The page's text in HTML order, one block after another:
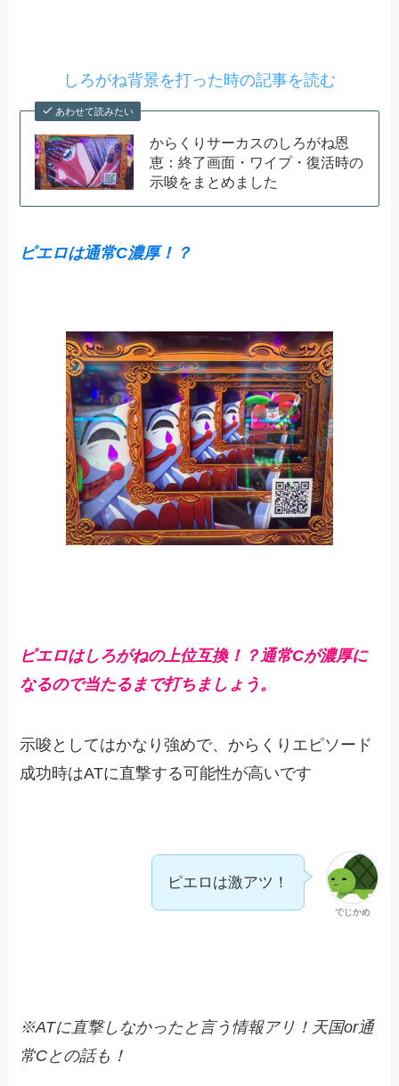
しろがね背景を打った時の記事を読む
あわせて読みたい
からくりサーカスのしろがね恩
恵：終了画面・ワイプ・復活時の
示唆をまとめました
ピエロは通常C濃厚！？
ピエロはしろがねの上位互換！？通常Cが濃厚に
なるので当たるまで打ちましょう。
示唆としてはかなり強めで、からくりエピソード
成功時はATに直撃する可能性が高いです
でじかめ
ピエロは激アツ！
※ATに直撃しなかったと言う情報アリ！天国or通
常Cとの話も！